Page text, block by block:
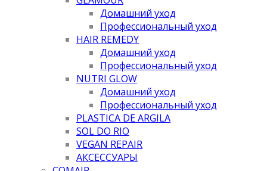
Домашний уход
Профессиональный уход
HAIR REMEDY
Домашний уход
Профессиональный уход
NUTRI GLOW
Домашний уход
Профессиональный уход
PLASTICA DE ARGILA
SOL DO RIO
VEGAN REPAIR
АКСЕССУАРЫ